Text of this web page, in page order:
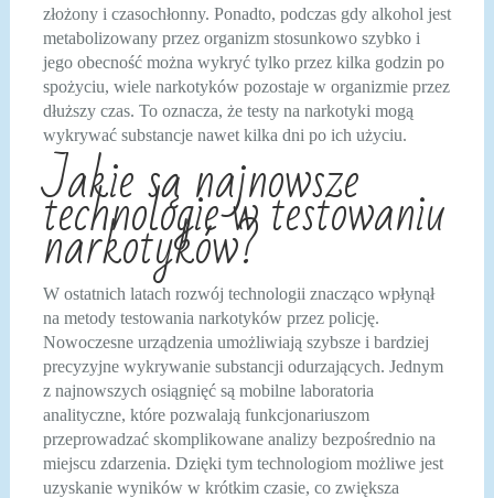
złożony i czasochłonny. Ponadto, podczas gdy alkohol jest
metabolizowany przez organizm stosunkowo szybko i
jego obecność można wykryć tylko przez kilka godzin po
spożyciu, wiele narkotyków pozostaje w organizmie przez
dłuższy czas. To oznacza, że testy na narkotyki mogą
wykrywać substancje nawet kilka dni po ich użyciu.
Jakie są najnowsze
technologie w testowaniu
narkotyków?
W ostatnich latach rozwój technologii znacząco wpłynął
na metody testowania narkotyków przez policję.
Nowoczesne urządzenia umożliwiają szybsze i bardziej
precyzyjne wykrywanie substancji odurzających. Jednym
z najnowszych osiągnięć są mobilne laboratoria
analityczne, które pozwalają funkcjonariuszom
przeprowadzać skomplikowane analizy bezpośrednio na
miejscu zdarzenia. Dzięki tym technologiom możliwe jest
uzyskanie wyników w krótkim czasie, co zwiększa